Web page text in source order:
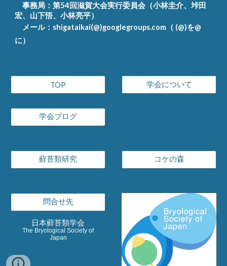
事務局：第54回滋賀大会実行委員会（小林圭介、垰田
宏、山下悟、小林亮平）
メール：shigataikai(@)googlegroups.com（ (@)を@
に）
TOP
学会ブログ
学会について
蘚苔類研究 コケの森
問合せ先
日本蘚苔類学会
The Bryological Society of
Japan